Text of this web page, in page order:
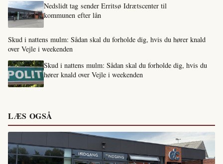
Nedslidt tag sender Erritsø Idrætscenter til
kommunen efter lån
Skud i nattens mulm: Sådan skal du forholde dig, hvis du hører knald
over Vejle i weekenden
Skud i nattens mulm: Sådan skal du forholde dig, hvis du
hører knald over Vejle i weekenden
LÆS OGSÅ